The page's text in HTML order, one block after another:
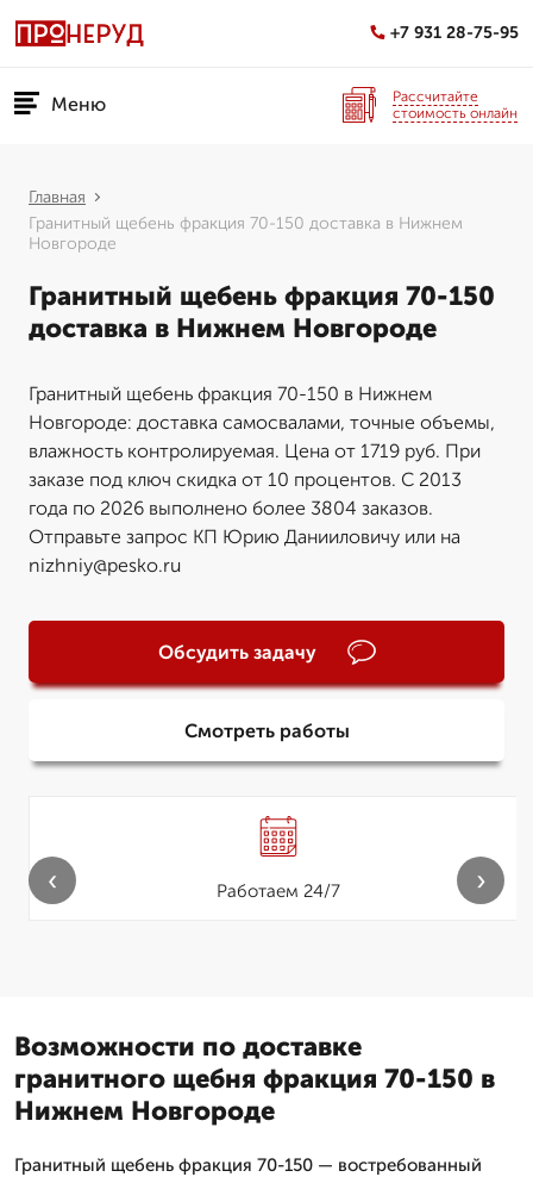
+7 931 28-75-95
Меню
Рассчитайте
стоимость онлайн
Главная
Гранитный щебень фракция 70-150 доставка в Нижнем
Новгороде
Гранитный щебень фракция 70-150
доставка в Нижнем Новгороде
Гранитный щебень фракция 70-150 в Нижнем
Новгороде: доставка самосвалами, точные объемы,
влажность контролируемая. Цена от 1719 руб. При
заказе под ключ скидка от 10 процентов. С 2013
года по 2026 выполнено более 3804 заказов.
Отправьте запрос КП Юрию Данииловичу или на
nizhniy@pesko.ru
Обсудить задачу
Смотреть работы
Работаем 24/7
‹ ›
Возможности по доставке
гранитного щебня фракция 70-150 в
Нижнем Новгороде
Гранитный щебень фракция 70-150 — востребованный